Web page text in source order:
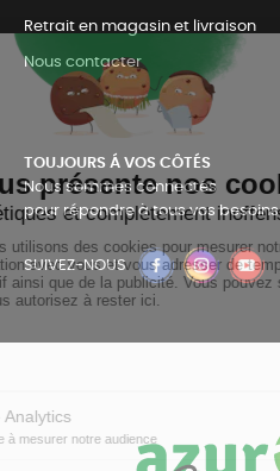
Retrait en magasin et livraison
Nous contacter
TOUJOURS Á VOS CÔTÉS
Nous sommes connectés
pour répondre à tous vos besoins
SUIVEZ-NOUS